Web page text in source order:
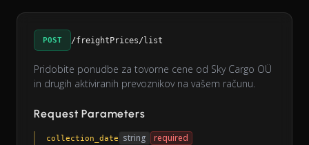
POST /freightPrices/list
Pridobite ponudbe za tovorne cene od Sky Cargo OÜ
in drugih aktiviranih prevoznikov na vašem računu.
Request Parameters
collection_date string required